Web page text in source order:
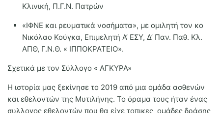
Κλινική, Π.Γ.Ν. Πατρών
«ΙΦΝΕ και ρευματικά νοσήματα», με ομιλητή τον κο
Νικόλαο Κούγκα, Επιμελητή Α’ ΕΣΥ, Δ’ Παν. Παθ. Κλ.
ΑΠΘ, Γ.Ν.Θ. « ΙΠΠΟΚΡΑΤΕΙΟ».
Σχετικά με τον Σύλλογο « ΑΓΚΥΡΑ»
Η ιστορία μας ξεκίνησε το 2019 από μια ομάδα ασθενών
και εθελοντών της Μυτιλήνης. Το όραμα τους ήταν ένας
συλλογος εθελοντών που θα είχε τοπικες ομάδες δράσης